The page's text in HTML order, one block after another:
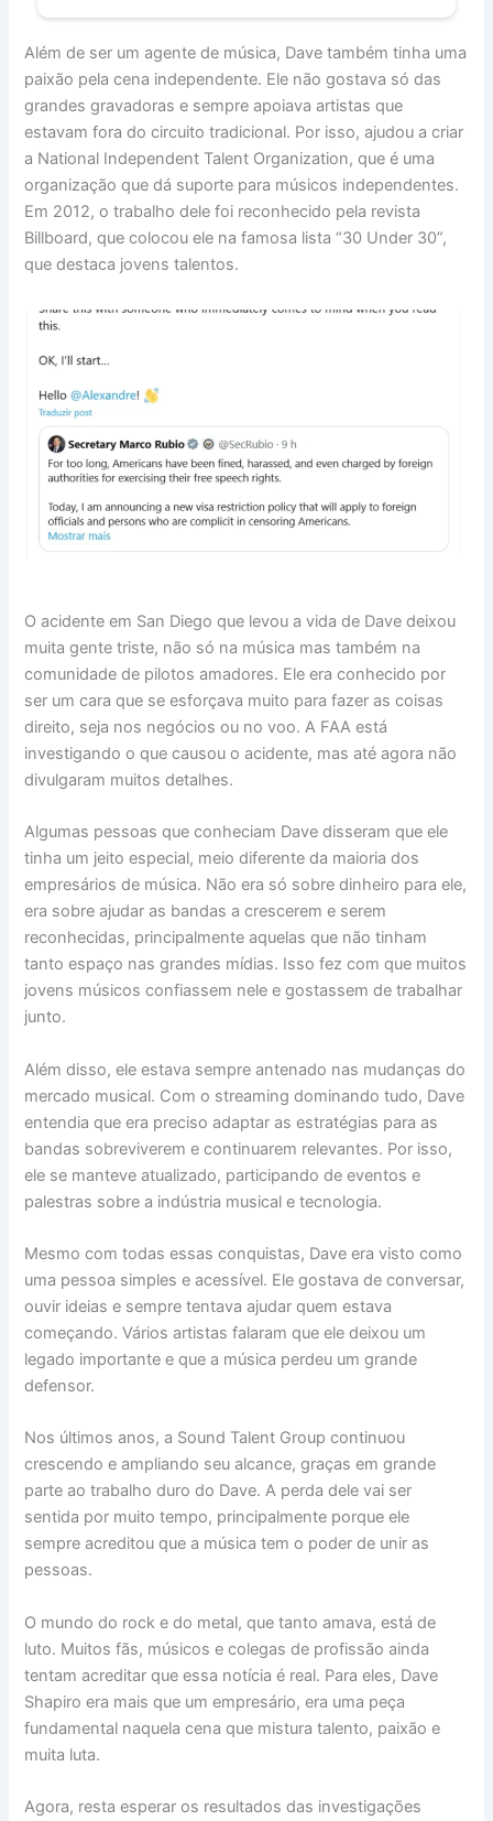
Além de ser um agente de música, Dave também tinha uma
paixão pela cena independente. Ele não gostava só das
grandes gravadoras e sempre apoiava artistas que
estavam fora do circuito tradicional. Por isso, ajudou a criar
a National Independent Talent Organization, que é uma
organização que dá suporte para músicos independentes.
Em 2012, o trabalho dele foi reconhecido pela revista
Billboard, que colocou ele na famosa lista “30 Under 30”,
que destaca jovens talentos.
O acidente em San Diego que levou a vida de Dave deixou
muita gente triste, não só na música mas também na
comunidade de pilotos amadores. Ele era conhecido por
ser um cara que se esforçava muito para fazer as coisas
direito, seja nos negócios ou no voo. A FAA está
investigando o que causou o acidente, mas até agora não
divulgaram muitos detalhes.
Algumas pessoas que conheciam Dave disseram que ele
tinha um jeito especial, meio diferente da maioria dos
empresários de música. Não era só sobre dinheiro para ele,
era sobre ajudar as bandas a crescerem e serem
reconhecidas, principalmente aquelas que não tinham
tanto espaço nas grandes mídias. Isso fez com que muitos
jovens músicos confiassem nele e gostassem de trabalhar
junto.
Além disso, ele estava sempre antenado nas mudanças do
mercado musical. Com o streaming dominando tudo, Dave
entendia que era preciso adaptar as estratégias para as
bandas sobreviverem e continuarem relevantes. Por isso,
ele se manteve atualizado, participando de eventos e
palestras sobre a indústria musical e tecnologia.
Mesmo com todas essas conquistas, Dave era visto como
uma pessoa simples e acessível. Ele gostava de conversar,
ouvir ideias e sempre tentava ajudar quem estava
começando. Vários artistas falaram que ele deixou um
legado importante e que a música perdeu um grande
defensor.
Nos últimos anos, a Sound Talent Group continuou
crescendo e ampliando seu alcance, graças em grande
parte ao trabalho duro do Dave. A perda dele vai ser
sentida por muito tempo, principalmente porque ele
sempre acreditou que a música tem o poder de unir as
pessoas.
O mundo do rock e do metal, que tanto amava, está de
luto. Muitos fãs, músicos e colegas de profissão ainda
tentam acreditar que essa notícia é real. Para eles, Dave
Shapiro era mais que um empresário, era uma peça
fundamental naquela cena que mistura talento, paixão e
muita luta.
Agora, resta esperar os resultados das investigações